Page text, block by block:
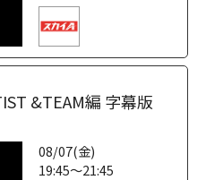
&TEAM編 字幕版
08/07(金)
19:45～21:45